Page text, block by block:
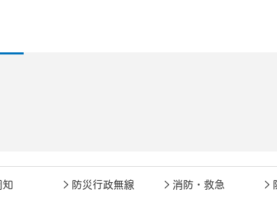
知 防災行政無線 消防・救急